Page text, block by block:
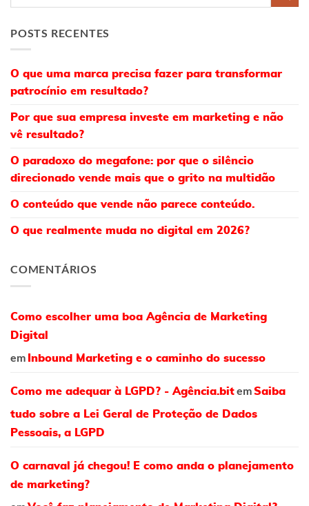
POSTS RECENTES
O que uma marca precisa fazer para transformar
patrocínio em resultado?
Por que sua empresa investe em marketing e não
vê resultado?
O paradoxo do megafone: por que o silêncio
direcionado vende mais que o grito na multidão
O conteúdo que vende não parece conteúdo.
O que realmente muda no digital em 2026?
COMENTÁRIOS
Como escolher uma boa Agência de Marketing
Digital
em Inbound Marketing e o caminho do sucesso
Como me adequar à LGPD? - Agência.bitemSaiba
tudo sobre a Lei Geral de Proteção de Dados
Pessoais, a LGPD
O carnaval já chegou! E como anda o planejamento
de marketing?